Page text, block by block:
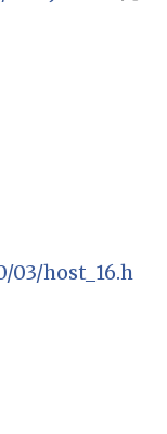
host_16.h